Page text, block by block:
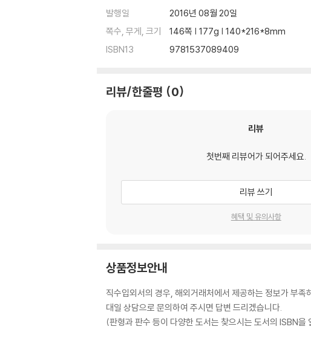
발행일
2016년 08월 20일
쪽수, 무게, 크기
146쪽 | 177g | 140*216*8mm
ISBN13
9781537089409
리뷰/한줄평 0
리뷰
첫번째 리뷰어가 되어주세요.
리뷰 쓰기
혜택 및 유의사항
상품정보안내
직수입외서의 경우, 해외거래처에서 제공하는 정보가 부
대일 상담으로 문의하여 주시면 답변 드리겠습니다.
(판형과 판수 등이 다양한 도서는 찾으시는 도서의 ISBN